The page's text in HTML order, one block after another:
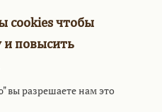
cookies чтобы
и повысить
разрешаете нам это